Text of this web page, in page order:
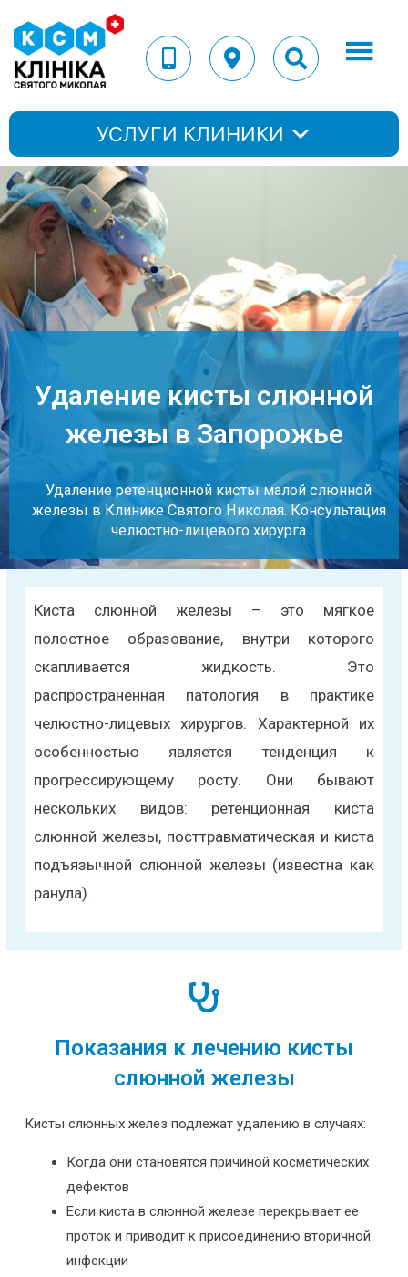
УСЛУГИ КЛИНИКИ
Удаление кисты слюнной
железы в Запорожье
Удаление ретенционной кисты малой слюнной
железы в Клинике Святого Николая. Консультация
челюстно-лицевого хирурга
Киста слюнной железы – это мягкое
полостное образование, внутри которого
скапливается жидкость. Это
распространенная патология в практике
челюстно-лицевых хирургов. Характерной их
особенностью является тенденция к
прогрессирующему росту. Они бывают
нескольких видов: ретенционная киста
слюнной железы, посттравматическая и киста
подъязычной слюнной железы (известна как
ранула).
Показания к лечению кисты
слюнной железы
Кисты слюнных желез подлежат удалению в случаях:
Когда они становятся причиной косметических
дефектов
Если киста в слюнной железе перекрывает ее
проток и приводит к присоединению вторичной
инфекции